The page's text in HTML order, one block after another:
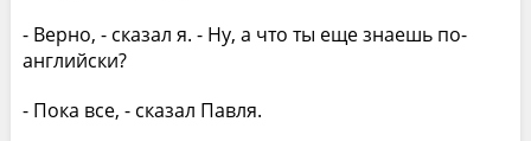
- Верно, - сказал я. - Ну, а что ты еще знаешь по-
английски?
- Пока все, - сказал Павля.